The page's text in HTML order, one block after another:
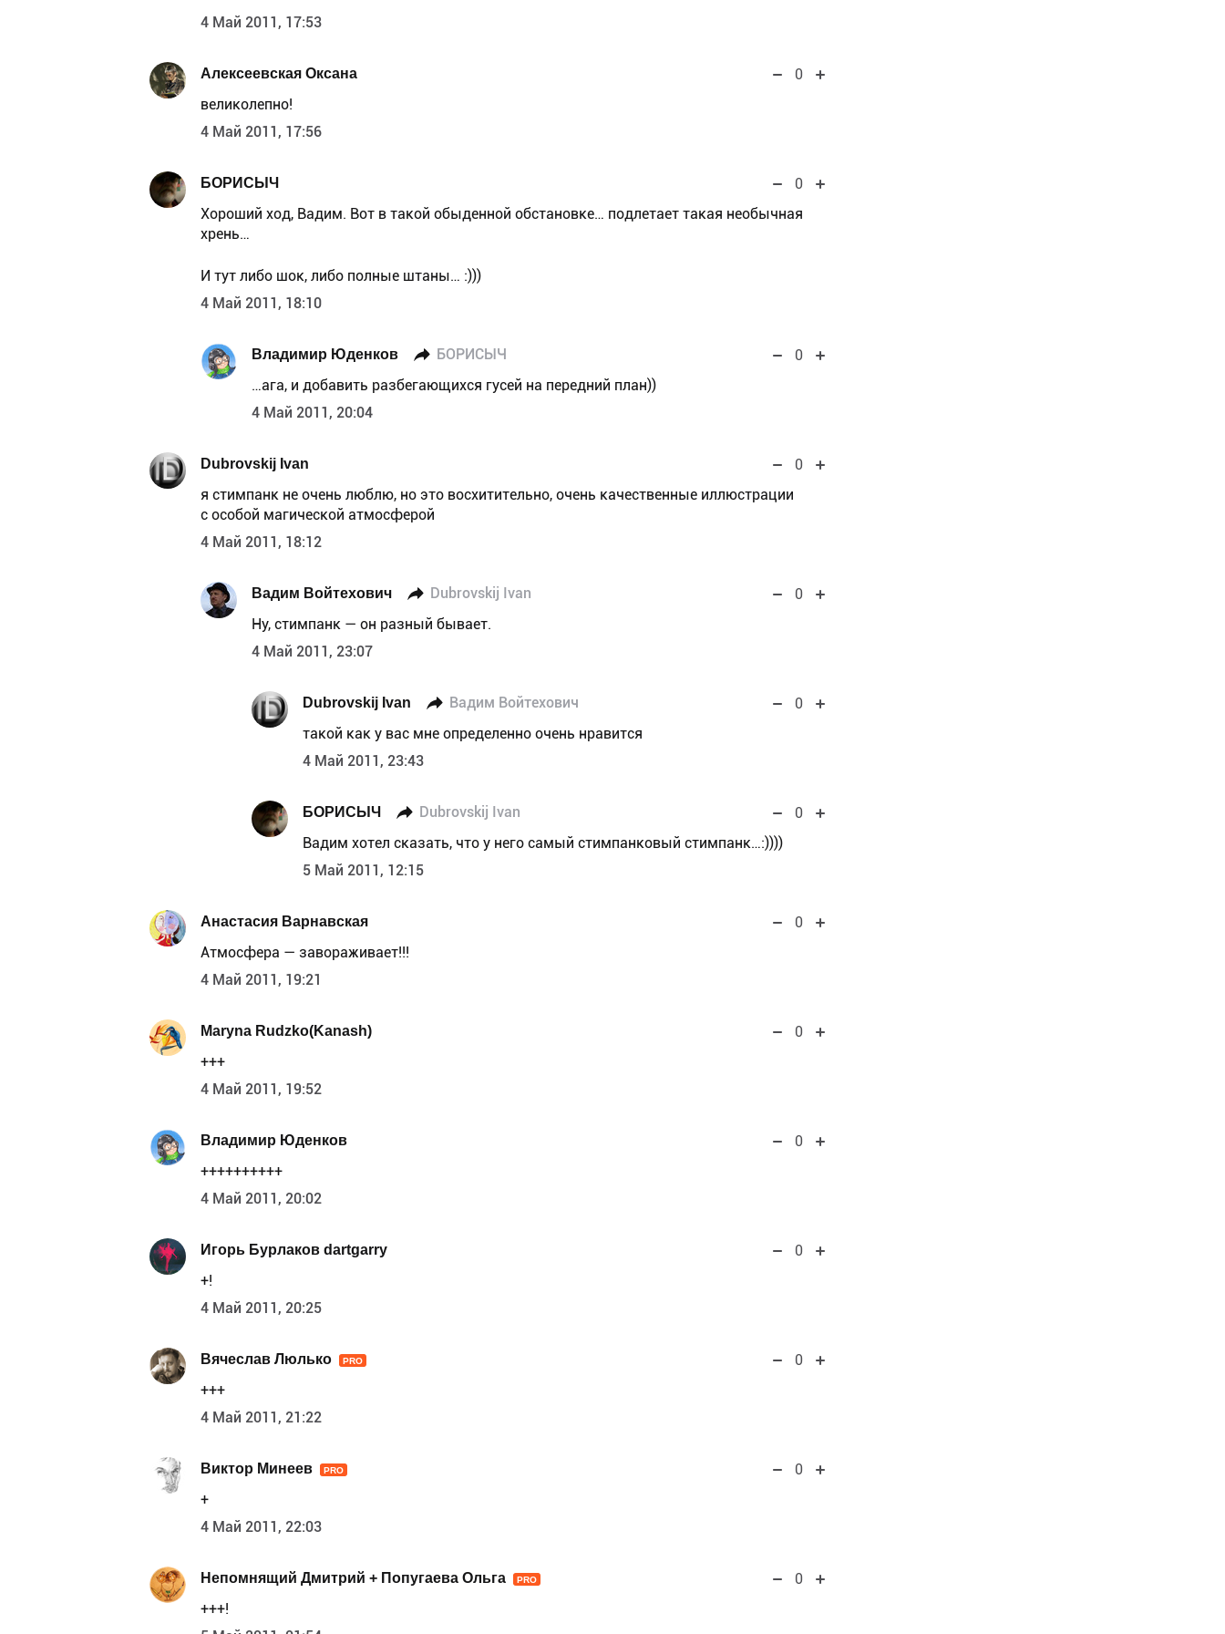
4 Май 2011, 17:53
Алексеевская Оксана
0
великолепно!
4 Май 2011, 17:56
БОРИСЫЧ
0
Хороший ход, Вадим. Вот в такой обыденной обстановке… подлетает такая необычная
хрень…
И тут либо шок, либо полные штаны… :)))
4 Май 2011, 18:10
Владимир Юденков БОРИСЫЧ
0
…ага, и добавить разбегающихся гусей на передний план))
4 Май 2011, 20:04
Dubrovskij Ivan
0
я стимпанк не очень люблю, но это восхитительно, очень качественные иллюстрации
с особой магической атмосферой
4 Май 2011, 18:12
Вадим Войтехович Dubrovskij Ivan
0
Ну, стимпанк — он разный бывает.
4 Май 2011, 23:07
Dubrovskij Ivan Вадим Войтехович
0
такой как у вас мне определенно очень нравится
4 Май 2011, 23:43
БОРИСЫЧ Dubrovskij Ivan
0
Вадим хотел сказать, что у него самый стимпанковый стимпанк…:))))
5 Май 2011, 12:15
Анастасия Варнавская
0
Атмосфера — завораживает!!!
4 Май 2011, 19:21
Maryna Rudzko(Kanash)
0
+++
4 Май 2011, 19:52
Владимир Юденков
0
++++++++++
4 Май 2011, 20:02
Игорь Бурлаков dartgarry
0
+!
4 Май 2011, 20:25
Вячеслав Люлько PRO
0
+++
4 Май 2011, 21:22
Виктор Минеев PRO
0
+
4 Май 2011, 22:03
Непомнящий Дмитрий + Попугаева Ольга PRO
0
+++!